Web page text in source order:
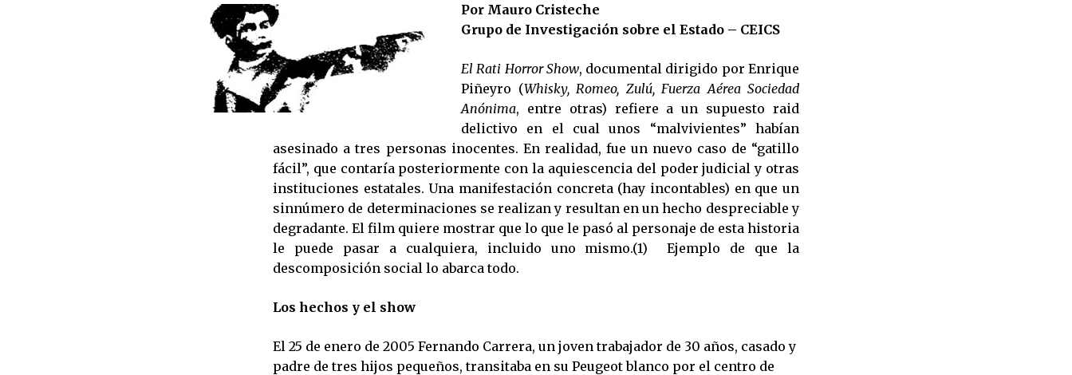
Por Mauro Cristeche
Grupo de Investigación sobre el Estado – CEICS
El Rati Horror Show, documental dirigido por Enrique
Piñeyro (Whisky, Romeo, Zulú, Fuerza Aérea Sociedad
Anónima, entre otras) refiere a un supuesto raid
delictivo en el cual unos “malvivientes” habían
asesinado a tres personas inocentes. En realidad, fue un nuevo caso de “gatillo
fácil”, que contaría posteriormente con la aquiescencia del poder judicial y otras
instituciones estatales. Una manifestación concreta (hay incontables) en que un
sinnúmero de determinaciones se realizan y resultan en un hecho despreciable y
degradante. El film quiere mostrar que lo que le pasó al personaje de esta historia
le puede pasar a cualquiera, incluido uno mismo.(1) Ejemplo de que la
descomposición social lo abarca todo.
Los hechos y el show
El 25 de enero de 2005 Fernando Carrera, un joven trabajador de 30 años, casado y
padre de tres hijos pequeños, transitaba en su Peugeot blanco por el centro de